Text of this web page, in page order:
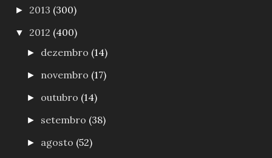
► 2013 (300)
▼ 2012 (400)
► dezembro (14)
► novembro (17)
► outubro (14)
► setembro (38)
► agosto (52)